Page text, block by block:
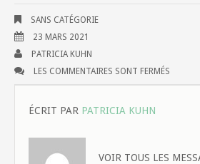
SANS CATÉGORIE
23 MARS 2021
PATRICIA KUHN
LES COMMENTAIRES SONT FERMÉS
ÉCRIT PAR PATRICIA KUHN
VOIR TOUS LES